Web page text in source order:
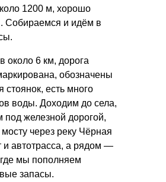
1200 м, хорошо
Собираемся и идём в
около 6 км, дорога
обозначены
стоянок, есть много
воды. Доходим до села,
под железной дорогой,
через реку Чёрная
и автотрасса, а рядом —
мы пополняем
запасы.